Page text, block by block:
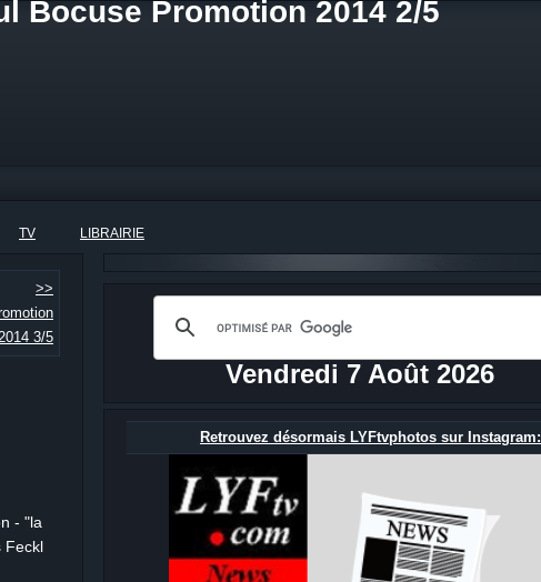
Bocuse Promotion 2014 2/5
TV LIBRAIRIE
>>
3/5
- "la
Feckl
Vendredi 7 Août 2026
Retrouvez désormais LYFtvphotos sur Instagram: